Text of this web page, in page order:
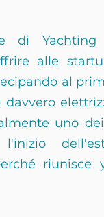
di
alle
al
davvero
uno
l'inizio